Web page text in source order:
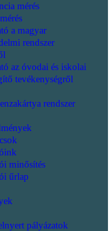
mérés
a magyar
rendszer
az óvodai és iskolai
tevékenységről
rendszer
minősítés
űrlap
pályázatok